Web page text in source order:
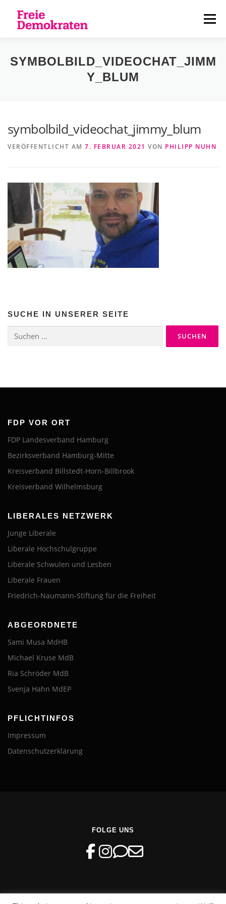
springen
Menü
ÜBER UNS AKTUELLES PERSONEN
SYMBOLBILD_VIDEOCHAT_JIMM
Y_BLUM
symbolbild_videochat_jimmy_blum
VERÖFFENTLICHT AM 7. FEBRUAR 2021 VON PHILIPP NUHN
SUCHE IN UNSERER SEITE
nach:
FDP VOR ORT
FDP Landesverband Hamburg
Bezirksverband Hamburg-Mitte
Kreisverband Billstedt-Horn-Billbrook
Kreisverband Wilhelmsburg
LIBERALES NETZWERK
Junge Liberale
Liberale Hochschulgruppe
Liberale Schwulen und Lesben
Liberale Frauen
Friedrich-Naumann-Stiftung für die Freiheit
ABGEORDNETE
Sami Musa MdHB
Michael Kruse MdB
Ria Schröder MdB
Svenja Hahn MdEP
PFLICHTINFOS
Impressum
Datenschutzerklärung
FOLGE UNS